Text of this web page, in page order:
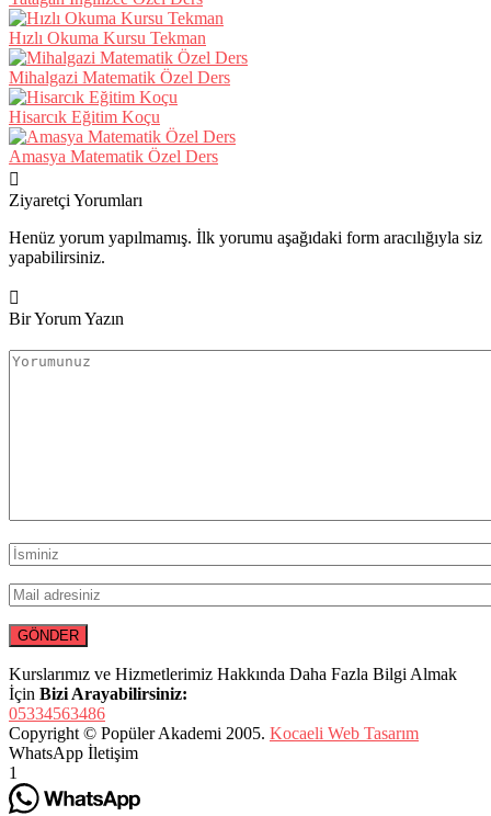
Hızlı Okuma Kursu Tekman
Mihalgazi Matematik Özel Ders
Hisarcık Eğitim Koçu
Amasya Matematik Özel Ders
Ziyaretçi Yorumları
Henüz yorum yapılmamış. İlk yorumu aşağıdaki form aracılığıyla siz
yapabilirsiniz.
Bir Yorum Yazın
Kurslarımız ve Hizmetlerimiz Hakkında Daha Fazla Bilgi Almak
İçin Bizi Arayabilirsiniz:
05334563486
Copyright © Popüler Akademi 2005. Kocaeli Web Tasarım
WhatsApp İletişim
1